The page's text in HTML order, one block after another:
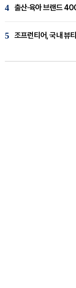
4 출산·육아 브랜드
5 조프런티어, 국내 뷰